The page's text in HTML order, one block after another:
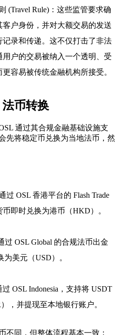
(Travel Rule) ：这些监管要求确
户身份，并对大额交易的发送
记录和传递。这不仅打击了非法
户的交易被纳入一个透明、受
容易被传统金融机构所接受。
法币转换
通过其合规金融基础设施支
先将稳定币兑换为当地法币，然
通过 OSL 香港平台的 Flash Trade
即时兑换为港币（HKD）。
过 OSL Global 的合规法币出金
美元（USD）。
过 OSL Indonesia ，支持将 USDT
，并提现至本地银行账户。
不同，但整体流程基本一致：